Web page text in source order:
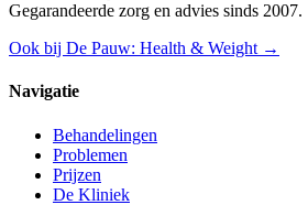
Gegarandeerde zorg en advies sinds 2007.
Ook bij De Pauw: Health & Weight →
Navigatie
Behandelingen
Problemen
Prijzen
De Kliniek